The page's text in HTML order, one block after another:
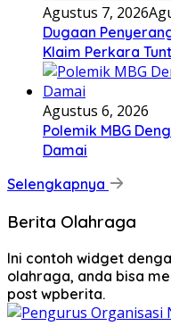
Agustus 7, 2026
Dugaan
Klaim Perkara
Agustus 6, 2026
Polemik MBG
Damai
Selengkapnya
Berita Olahraga
Ini contoh widget
olahraga, anda bisa
post wpberita.